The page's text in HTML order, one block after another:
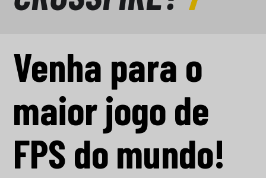
Venha para o
maior jogo de
FPS do mundo!